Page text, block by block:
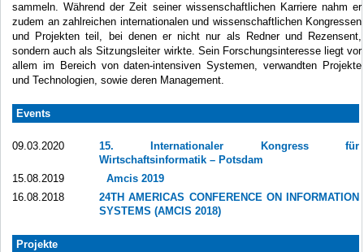
sammeln. Während der Zeit seiner wissenschaftlichen Karriere nahm er
zudem an zahlreichen internationalen und wissenschaftlichen Kongressen
und Projekten teil, bei denen er nicht nur als Redner und Rezensent,
sondern auch als Sitzungsleiter wirkte. Sein Forschungsinteresse liegt vor
allem im Bereich von daten-intensiven Systemen, verwandten Projekte
und Technologien, sowie deren Management.
Events
09.03.2020
15. Internationaler Kongress für
Wirtschaftsinformatik – Potsdam
15.08.2019
Amcis 2019
16.08.2018
24TH AMERICAS CONFERENCE ON INFORMATION
SYSTEMS (AMCIS 2018)
Projekte